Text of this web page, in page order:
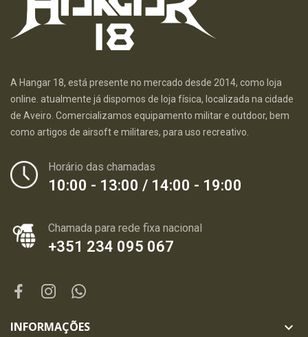
A Hangar 18, está presente no mercado desde 2014, como loja
online. atualmente já dispomos de loja física, localizada na cidade
de Aveiro. Comercializamos equipamento militar e outdoor, bem
como artigos de airsoft e militares, para uso recreativo.
Horário das chamadas
10:00 - 13:00 / 14:00 - 19:00
Chamada para rede fixa nacional
+351 234 095 067
INFORMAÇÕES 